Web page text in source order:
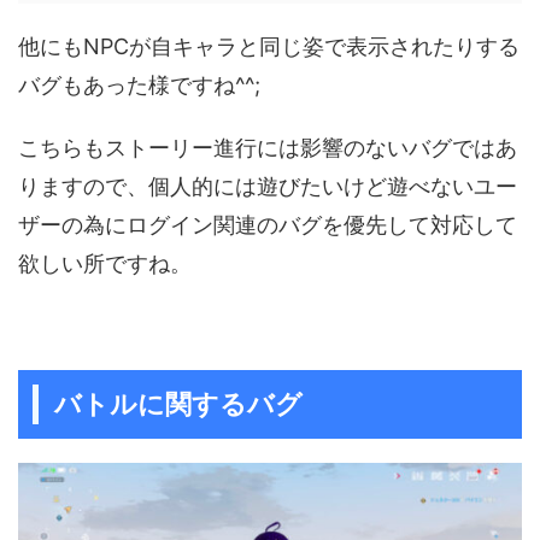
他にもNPCが自キャラと同じ姿で表示されたりする
バグもあった様ですね^^;
こちらもストーリー進行には影響のないバグではあ
りますので、個人的には遊びたいけど遊べないユー
ザーの為にログイン関連のバグを優先して対応して
欲しい所ですね。
バトルに関するバグ